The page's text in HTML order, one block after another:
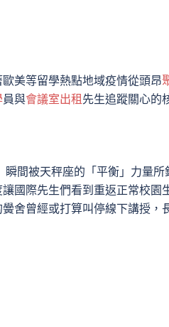
美等留學熱點地域疫情從頭昂
員與會議室出租 先生追蹤關心的
間被天秤座的「平衡」力量所
國際先生們看到重返正常校園
舍曾經或打算叫停線下講授，